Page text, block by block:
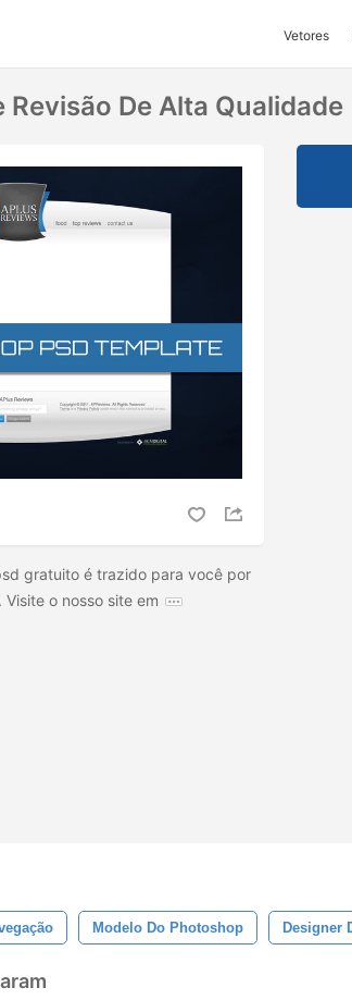
Vetores
Revisão De Alta Qualidade
gratuito é trazido para você por
o nosso site em
Modelo Do Photoshop Designer